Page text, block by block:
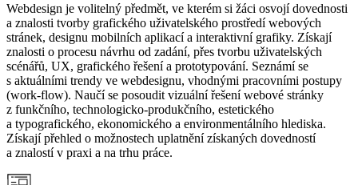
Webdesign je volitelný předmět, ve kterém si žáci osvojí dovednosti
a znalosti tvorby grafického uživatelského prostředí webových
stránek, designu mobilních aplikací a interaktivní grafiky. Získají
znalosti o procesu návrhu od zadání, přes tvorbu uživatelských
scénářů, UX, grafického řešení a prototypování. Seznámí se
s aktuálními trendy ve webdesignu, vhodnými pracovními postupy
(work-flow). Naučí se posoudit vizuální řešení webové stránky
z funkčního, technologicko-produkčního, estetického
a typografického, ekonomického a environmentálního hlediska.
Získají přehled o možnostech uplatnění získaných dovedností
a znalostí v praxi a na trhu práce.